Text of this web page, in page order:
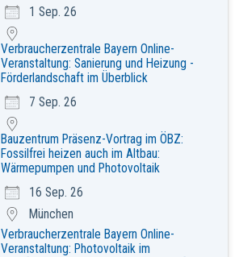
1 Sep. 26
Verbraucherzentrale Bayern Online-
Veranstaltung: Sanierung und Heizung -
Förderlandschaft im Überblick
7 Sep. 26
Bauzentrum Präsenz-Vortrag im ÖBZ:
Fossilfrei heizen auch im Altbau:
Wärmepumpen und Photovoltaik
16 Sep. 26
München
Verbraucherzentrale Bayern Online-
Veranstaltung: Photovoltaik im